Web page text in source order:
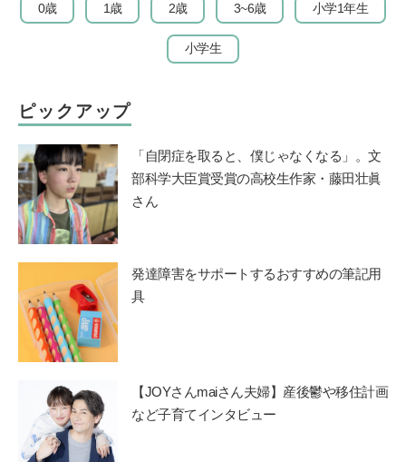
0歳 1歳 2歳 3~6歳 小学1年生
小学生
ピックアップ
「自閉症を取ると、僕じゃなくなる」。文
部科学大臣賞受賞の高校生作家・藤田壮眞
さん
発達障害をサポートするおすすめの筆記用
具
【JOYさんmaiさん夫婦】産後鬱や移住計画
など子育てインタビュー